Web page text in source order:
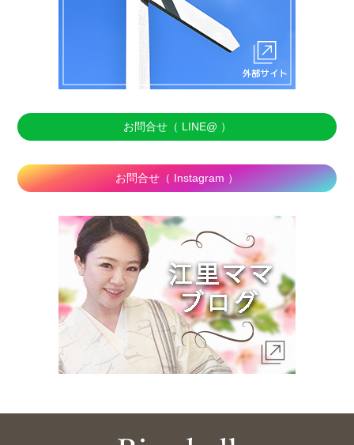
お問合せ（ LINE@ ）
お問合せ（ Instagram ）